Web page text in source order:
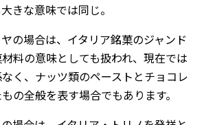
きな意味では同じ。
の場合は、イタリア銘菓のジャンド
料の意味としても扱われ、現在では
く、ナッツ類のペーストとチョコレ
の全般を表す場合でもあります。